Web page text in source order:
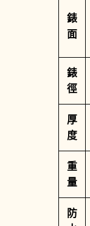
錶
面
錶
徑
厚
度
重
量
防